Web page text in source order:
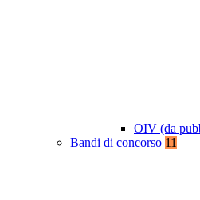
OIV (da
Bandi di concorso 11